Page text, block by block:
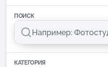
ПОИСК
КАТЕГОРИЯ